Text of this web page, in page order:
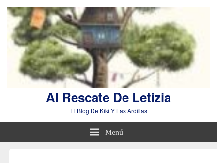
Al Rescate De Letizia
El Blog De Kiki Y Las Ardillas
Menú